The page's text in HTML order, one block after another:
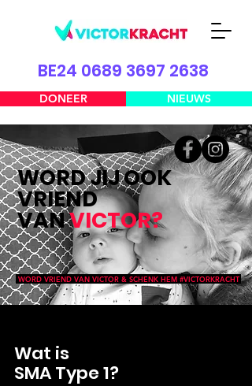
BE24 0689 3697 2638
DONEER NIEUWS
WORD JIJ OOK
VRIEND
VANVICTOR?
WORD VRIEND VAN VICTOR & SCHENK HEM #VICTORKRACHT
Wat is
SMA Type 1?